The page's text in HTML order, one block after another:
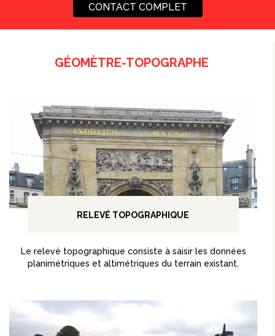
CONTACT COMPLET
GÉOMÈTRE-TOPOGRAPHE
RELEVÉ TOPOGRAPHIQUE
Le relevé topographique consiste à saisir les données
planimétriques et altimétriques du terrain existant.